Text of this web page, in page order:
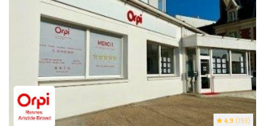
4.9 (193)